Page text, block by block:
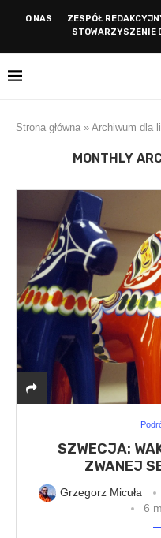
O NAS ZESPÓŁ
STOWARZYSZENIE
Strona główna » Archiwum dla
MONTHLY
SZWECJA:
ZWANEJ
Grzegorz Micuła
6